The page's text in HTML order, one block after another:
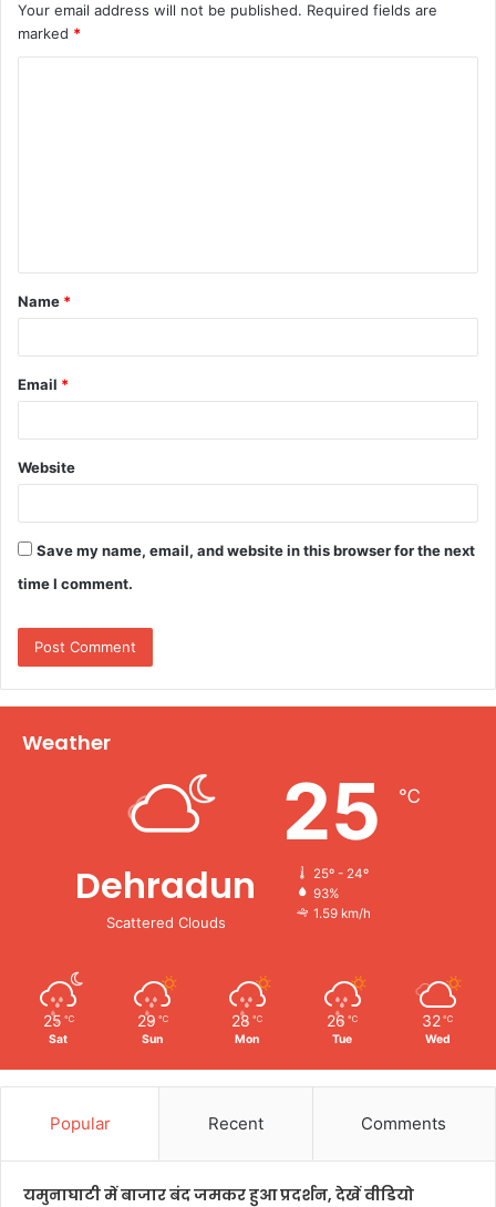
Your email address will not be published. Required fields are
marked *
t
*
Name *
Email *
Website
Save my name, email, and website in this browser for the next
time I comment.
Weather
Dehradun
Scattered Clouds
25 ℃
25º - 24º
93%
1.59 km/h
25 ℃
Sat
29 ℃
Sun
28 ℃
Mon
26 ℃
Tue
32 ℃
Wed
Popular Recent Comments
यमुनाघाटी में बाजार बंद जमकर हुआ प्रदर्शन, देखें वीडियो